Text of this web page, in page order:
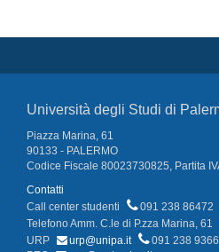
Università degli Studi di
Piazza Marina, 61
90133 - PALERMO
Codice Fiscale 80023730825, Partita
Contatti
Call center studenti
091 238 86472
Telefono Amm. C.le di P.zza Marina, 61
URP
urp@unipa.it
091 238